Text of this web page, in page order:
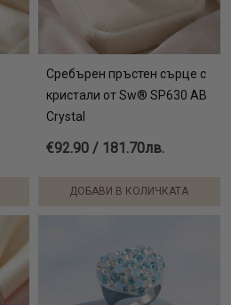
Сребърен пръстен сърце с
кристали от Sw® SP630 AB
Crystal
€92.90 / 181.70лв.
ДОБАВИ В КОЛИЧКАТА